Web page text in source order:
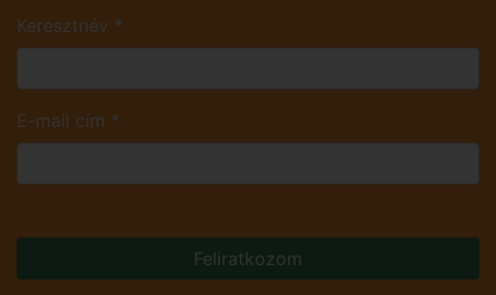
Keresztnév *
E-mail cím *
Feliratkozom